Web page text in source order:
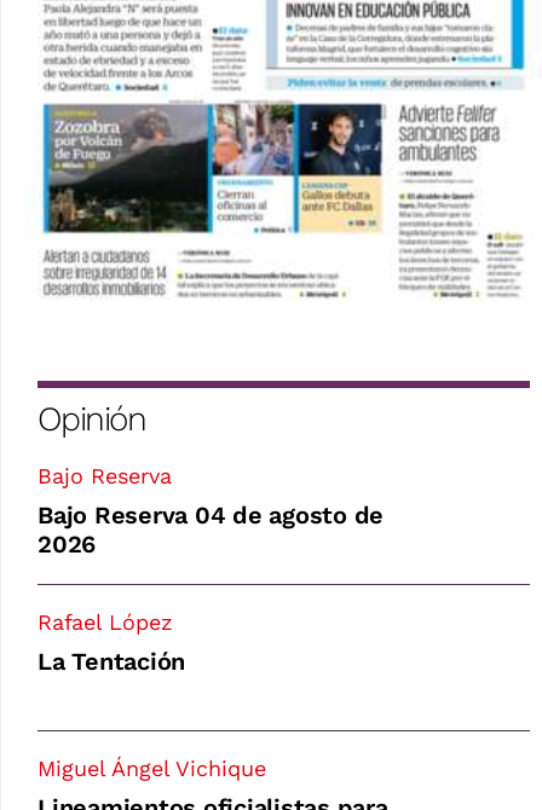
Opinión
Bajo Reserva
Bajo Reserva 04 de agosto de
2026
Rafael López
La Tentación
Miguel Ángel Vichique